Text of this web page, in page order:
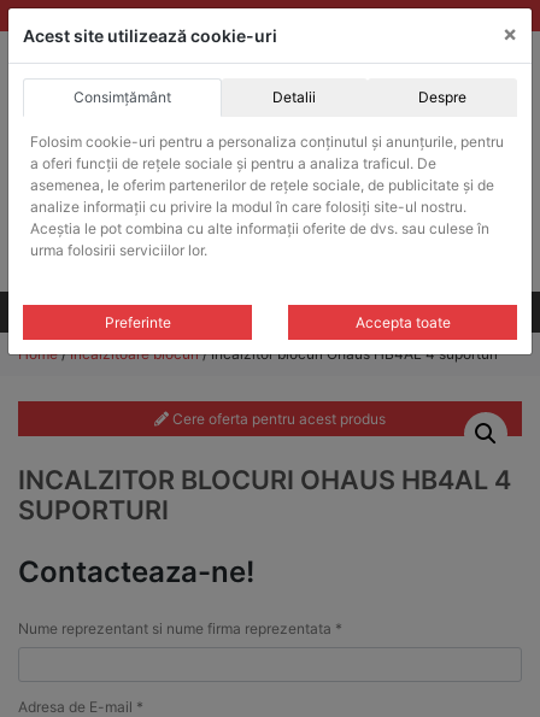
Skip
to
ACHIZITII PUBLICE
Produsele pot fi achizitionate si in sistemul SEAP / SICAP
Products
search
CAUTARE
Toate produsele
Home/Incalzitoare blocuri/ Incalzitor blocuri Ohaus HB4AL 4 suporturi
Cere oferta pentru acest produs
INCALZITOR BLOCURI OHAUS HB4AL 4
SUPORTURI
Contacteaza-ne!
Nume reprezentant si nume firma reprezentata *
Adresa de E-mail *
Acest site utilizează cookie-uri ×
Consimțământ Detalii Despre
Folosim cookie-uri pentru a personaliza conținutul și anunțurile, pentru
a oferi funcții de rețele sociale și pentru a analiza traficul. De
asemenea, le oferim partenerilor de rețele sociale, de publicitate și de
analize informații cu privire la modul în care folosiți site-ul nostru.
Aceștia le pot combina cu alte informații oferite de dvs. sau culese în
urma folosirii serviciilor lor.
Preferinte Accepta toate